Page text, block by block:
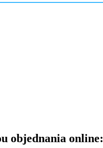
objednania online: